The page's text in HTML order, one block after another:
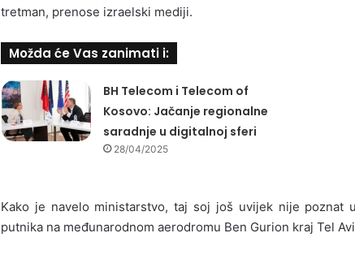
tretman, prenose izraelski mediji.
Možda će Vas zanimati i:
BH Telecom i Telecom of
Kosovo: Jačanje regionalne
saradnje u digitalnoj sferi
28/04/2025
Kako je navelo ministarstvo, taj soj još uvijek nije poznat
putnika na međunarodnom aerodromu Ben Gurion kraj Tel